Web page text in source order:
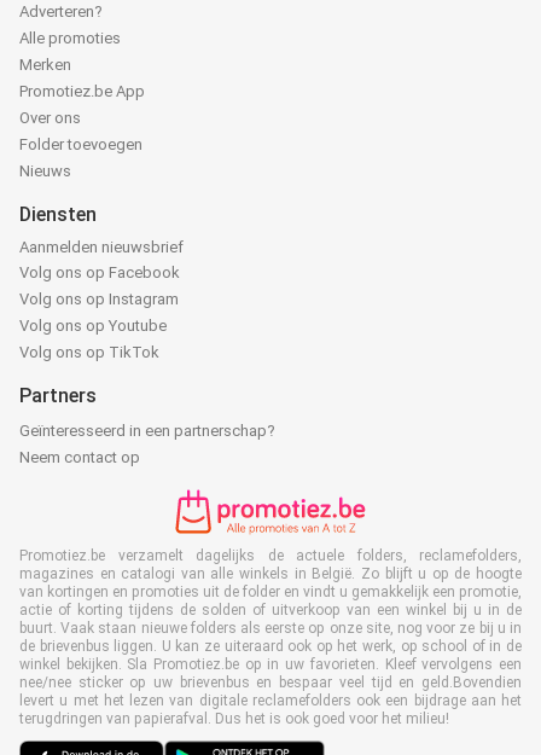
Adverteren?
Alle promoties
Merken
Promotiez.be App
Over ons
Folder toevoegen
Nieuws
Diensten
Aanmelden nieuwsbrief
Volg ons op Facebook
Volg ons op Instagram
Volg ons op Youtube
Volg ons op TikTok
Partners
Geïnteresseerd in een partnerschap?
Neem contact op
Promotiez.be verzamelt dagelijks de actuele folders, reclamefolders,
magazines en catalogi van alle winkels in België. Zo blijft u op de hoogte
van kortingen en promoties uit de folder en vindt u gemakkelijk een promotie,
actie of korting tijdens de solden of uitverkoop van een winkel bij u in de
buurt. Vaak staan nieuwe folders als eerste op onze site, nog voor ze bij u in
de brievenbus liggen. U kan ze uiteraard ook op het werk, op school of in de
winkel bekijken. Sla Promotiez.be op in uw favorieten. Kleef vervolgens een
nee/nee sticker op uw brievenbus en bespaar veel tijd en geld.Bovendien
levert u met het lezen van digitale reclamefolders ook een bijdrage aan het
terugdringen van papierafval. Dus het is ook goed voor het milieu!